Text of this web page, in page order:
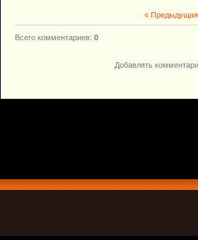
« Предыдущая
Всего комментариев: 0
Добавлять